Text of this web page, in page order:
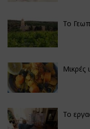
Το
Μικρές
Το